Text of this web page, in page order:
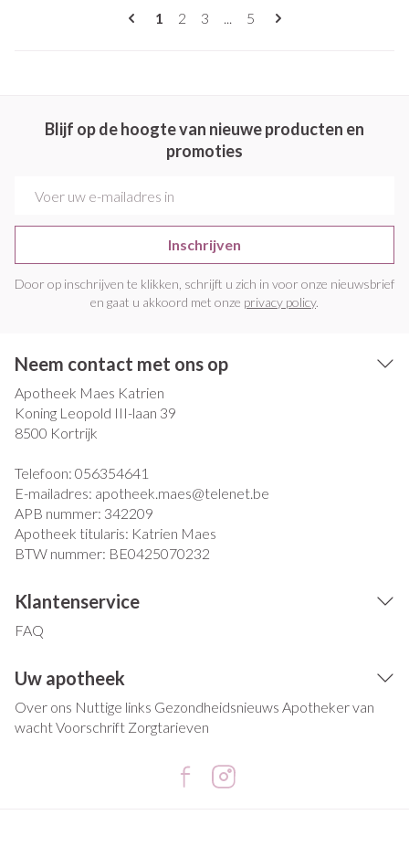
Pagina's
U lees momenteel pagina
1 Pagina
2 Pagina
3 ... Pagina
5
Blijf op de hoogte van nieuwe producten en
promoties
Inschrijven
Door op inschrijven te klikken, schrijft u zich in voor onze nieuwsbrief
en gaat u akkoord met onze privacy policy.
Neem contact met ons op
Apotheek Maes Katrien
Koning Leopold III-laan 39
8500 Kortrijk
Telefoon: 056354641
E-mailadres: apotheek.maes@telenet.be
APB nummer: 342209
Apotheek titularis: Katrien Maes
BTW nummer: BE0425070232
Klantenservice
FAQ
Uw apotheek
Over ons Nuttige links Gezondheidsnieuws Apotheker van
wachtVoorschrift Zorgtarieven